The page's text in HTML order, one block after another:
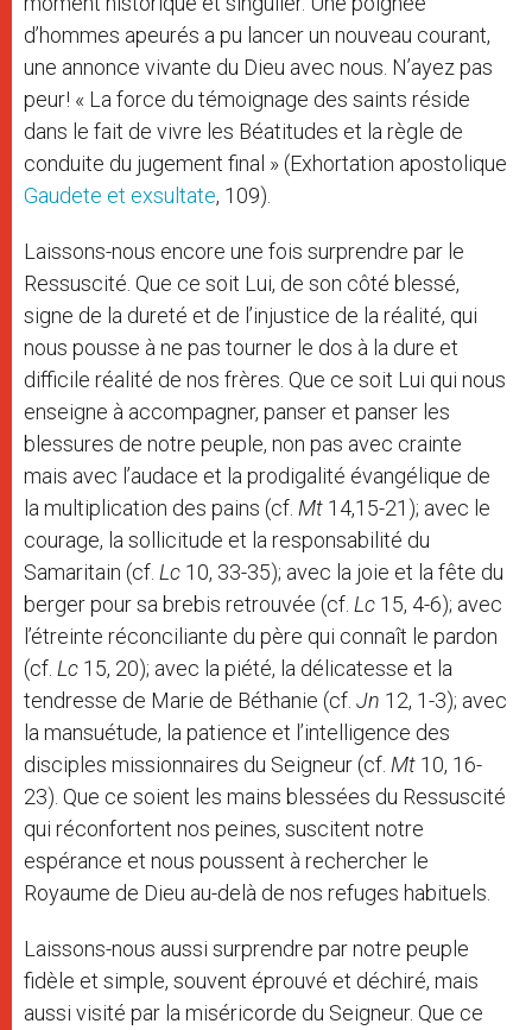
d’hommes apeurés a pu lancer un nouveau courant,
une annonce vivante du Dieu avec nous. N’ayez pas
peur! « La force du témoignage des saints réside
dans le fait de vivre les Béatitudes et la règle de
conduite du jugement final » (Exhortation apostolique
Gaudete et exsultate, 109).
Laissons-nous encore une fois surprendre par le
Ressuscité. Que ce soit Lui, de son côté blessé,
signe de la dureté et de l’injustice de la réalité, qui
nous pousse à ne pas tourner le dos à la dure et
difficile réalité de nos frères. Que ce soit Lui qui nous
enseigne à accompagner, panser et panser les
blessures de notre peuple, non pas avec crainte
mais avec l’audace et la prodigalité évangélique de
la multiplication des pains (cf. Mt 14,15-21); avec le
courage, la sollicitude et la responsabilité du
Samaritain (cf. Lc 10, 33-35); avec la joie et la fête du
berger pour sa brebis retrouvée (cf. Lc 15, 4-6); avec
l’étreinte réconciliante du père qui connaît le pardon
(cf. Lc 15, 20); avec la piété, la délicatesse et la
tendresse de Marie de Béthanie (cf. Jn 12, 1-3); avec
la mansuétude, la patience et l’intelligence des
disciples missionnaires du Seigneur (cf. Mt 10, 16-
23). Que ce soient les mains blessées du Ressuscité
qui réconfortent nos peines, suscitent notre
espérance et nous poussent à rechercher le
Royaume de Dieu au-delà de nos refuges habituels.
Laissons-nous aussi surprendre par notre peuple
fidèle et simple, souvent éprouvé et déchiré, mais
aussi visité par la miséricorde du Seigneur. Que ce